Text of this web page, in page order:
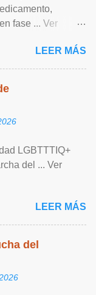
fase ... Ver
LEER MÁS
LGBTTTIQ+
del ... Ver
LEER MÁS
del